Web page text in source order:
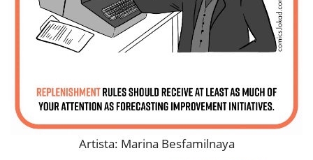
Artista: Marina Besfamilnaya